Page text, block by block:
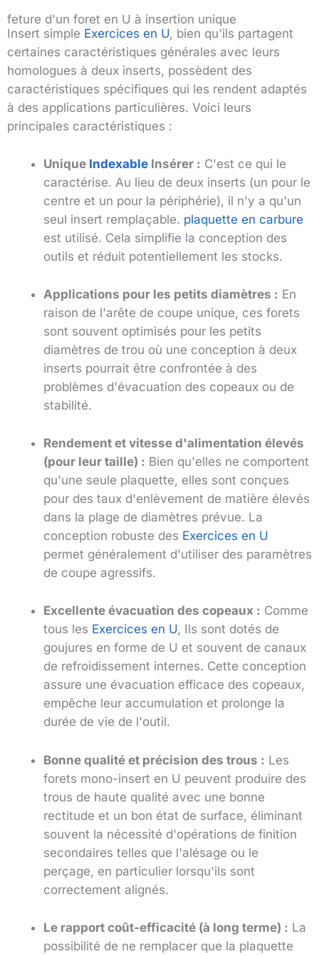
feture d'un foret en U à insertion unique
Insert simple Exercices en U, bien qu'ils partagent
certaines caractéristiques générales avec leurs
homologues à deux inserts, possèdent des
caractéristiques spécifiques qui les rendent adaptés
à des applications particulières. Voici leurs
principales caractéristiques :
Unique Indexable Insérer : C'est ce qui le
caractérise. Au lieu de deux inserts (un pour le
centre et un pour la périphérie), il n'y a qu'un
seul insert remplaçable. plaquette en carbure
est utilisé. Cela simplifie la conception des
outils et réduit potentiellement les stocks.
Applications pour les petits diamètres : En
raison de l'arête de coupe unique, ces forets
sont souvent optimisés pour les petits
diamètres de trou où une conception à deux
inserts pourrait être confrontée à des
problèmes d'évacuation des copeaux ou de
stabilité.
Rendement et vitesse d'alimentation élevés
(pour leur taille) : Bien qu'elles ne comportent
qu'une seule plaquette, elles sont conçues
pour des taux d'enlèvement de matière élevés
dans la plage de diamètres prévue. La
conception robuste des Exercices en U
permet généralement d'utiliser des paramètres
de coupe agressifs.
Excellente évacuation des copeaux : Comme
tous les Exercices en U, Ils sont dotés de
goujures en forme de U et souvent de canaux
de refroidissement internes. Cette conception
assure une évacuation efficace des copeaux,
empêche leur accumulation et prolonge la
durée de vie de l'outil.
Bonne qualité et précision des trous : Les
forets mono-insert en U peuvent produire des
trous de haute qualité avec une bonne
rectitude et un bon état de surface, éliminant
souvent la nécessité d'opérations de finition
secondaires telles que l'alésage ou le
perçage, en particulier lorsqu'ils sont
correctement alignés.
Le rapport coût-efficacité (à long terme) : La
possibilité de ne remplacer que la plaquette